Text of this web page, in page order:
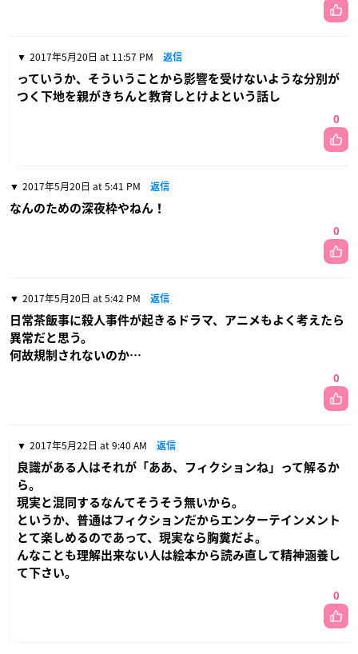
2017年5月20日 at 11:57 PM 返信
っていうか、そういうことから影響を受けないような分別が
つく下地を親がきちんと教育しとけよという話し
0
2017年5月20日 at 5:41 PM 返信
なんのための深夜枠やねん！
0
2017年5月20日 at 5:42 PM 返信
日常茶飯事に殺人事件が起きるドラマ、アニメもよく考えたら
異常だと思う。
何故規制されないのか…
0
2017年5月22日 at 9:40 AM 返信
良識がある人はそれが「ああ、フィクションね」って解るか
ら。
現実と混同するなんてそうそう無いから。
というか、普通はフィクションだからエンターテインメント
とて楽しめるのであって、現実なら胸糞だよ。
んなことも理解出来ない人は絵本から読み直して精神涵養し
て下さい。
0